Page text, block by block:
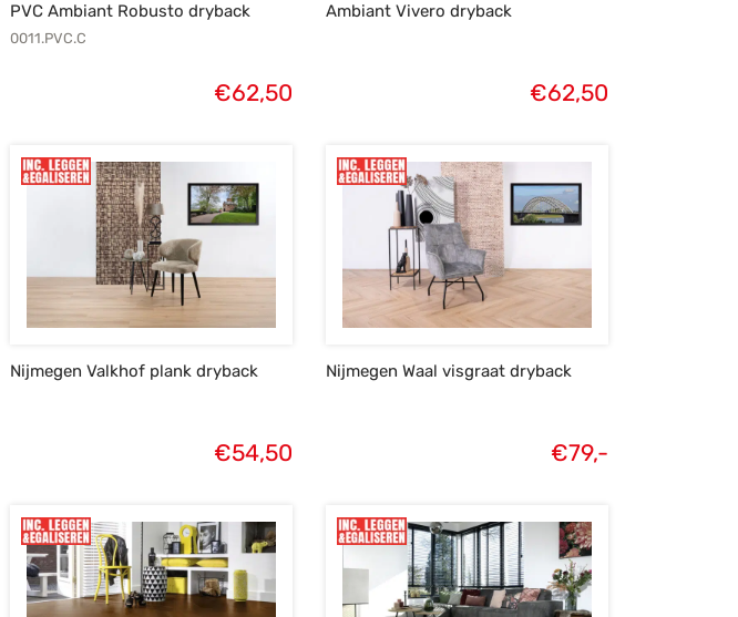
PVC Ambiant Robusto dryback
0011.PVC.C
€62,50
Ambiant Vivero dryback
€62,50
Nijmegen Valkhof plank dryback
€54,50
Nijmegen Waal visgraat dryback
€79,-